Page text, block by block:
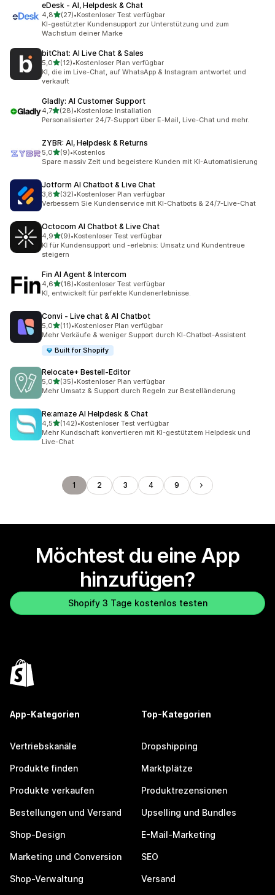
eDesk ‑ AI, Helpdesk & Chat
4,8von 5 Sternen
(27)
27 Rezensionen insgesamt
•Kostenloser Test verfügbar
KI-gestützter Kundensupport zur Unterstützung und zum
Wachstum deiner Marke
bitChat: AI Live Chat & Sales
5,0von 5 Sternen
(12)
12 Rezensionen insgesamt
•Kostenloser Plan verfügbar
KI, die im Live-Chat, auf WhatsApp & Instagram antwortet und
verkauft
Gladly: AI Customer Support
4,7von 5 Sternen
(28)
28 Rezensionen insgesamt
•Kostenlose Installation
Personalisierter 24/7-Support über E-Mail, Live-Chat und mehr.
ZYBR: AI, Helpdesk & Returns
5,0von 5 Sternen
(9)
9 Rezensionen insgesamt
•Kostenlos
Spare massiv Zeit und begeistere Kunden mit KI-Automatisierung
Jotform AI Chatbot & Live Chat
3,8von 5 Sternen
(32)
32 Rezensionen insgesamt
•Kostenloser Plan verfügbar
Verbessern Sie Kundenservice mit KI-Chatbots & 24/7-Live-Chat
Octocom AI Chatbot & Live Chat
4,9von 5 Sternen
(9)
9 Rezensionen insgesamt
•Kostenloser Test verfügbar
KI für Kundensupport und -erlebnis: Umsatz und Kundentreue
steigern
Fin AI Agent & Intercom
4,6von 5 Sternen
(16)
16 Rezensionen insgesamt
•Kostenloser Test verfügbar
KI, entwickelt für perfekte Kundenerlebnisse.
Convi ‑ Live chat & AI Chatbot
5,0von 5 Sternen
(11)
11 Rezensionen insgesamt
•Kostenloser Plan verfügbar
Mehr Verkäufe & weniger Support durch KI-Chatbot-Assistent
Built for Shopify
Relocate+ Bestell‑Editor
5,0von 5 Sternen
(35)
35 Rezensionen insgesamt
•Kostenloser Plan verfügbar
Mehr Umsatz & Support durch Regeln zur Bestelländerung
Re:amaze AI Helpdesk & Chat
4,5von 5 Sternen
(142)
142 Rezensionen insgesamt
•Kostenloser Test verfügbar
Mehr Kundschaft konvertieren mit KI-gestütztem Helpdesk und
Live-Chat
1 2 3 4 9
Möchtest du eine App
hinzufügen?
Shopify 3 Tage kostenlos testen
App-Kategorien
Vertriebskanäle
Produkte finden
Produkte verkaufen
Bestellungen und Versand
Shop-Design
Marketing und Conversion
Shop-Verwaltung
Top-Kategorien
Dropshipping
Marktplätze
Produktrezensionen
Upselling und Bundles
E-Mail-Marketing
SEO
Versand